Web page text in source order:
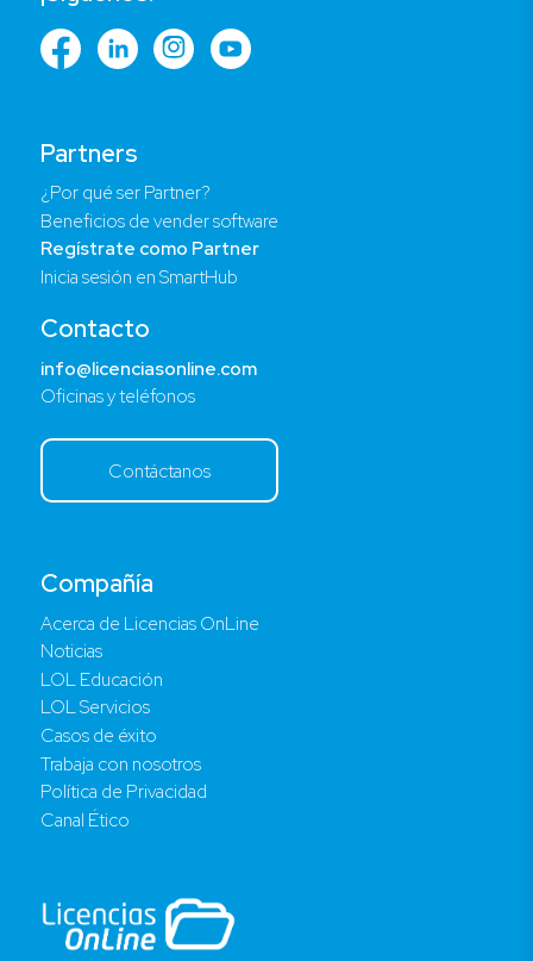
Compañía
Acerca de Licencias OnLine
Noticias
LOL Educación
LOL Servicios
Casos de éxito
Trabaja con nosotros
Política de Privacidad
Canal Ético
Partners
¿Por qué ser Partner?
Beneficios de vender software
Regístrate como Partner
Inicia sesión en SmartHub
Contacto
info@licenciasonline.com
Oficinas y teléfonos
Contáctanos